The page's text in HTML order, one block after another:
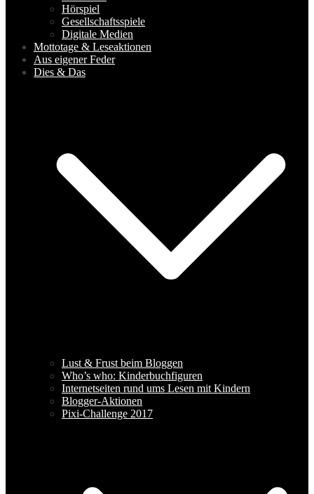
Hörspiel
Gesellschaftsspiele
Digitale Medien
Mottotage & Leseaktionen
Aus eigener Feder
Dies & Das
Lust & Frust beim Bloggen
Who’s who: Kinderbuchfiguren
Internetseiten rund ums Lesen mit Kindern
Blogger-Aktionen
Pixi-Challenge 2017